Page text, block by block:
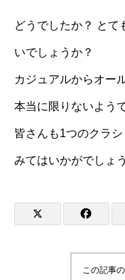
どうでしたか？ とて
いでしょうか？
カジュアルからオー
本当に限りないよう
皆さんも1つのクラ
みてはいかがでしょ
この記事